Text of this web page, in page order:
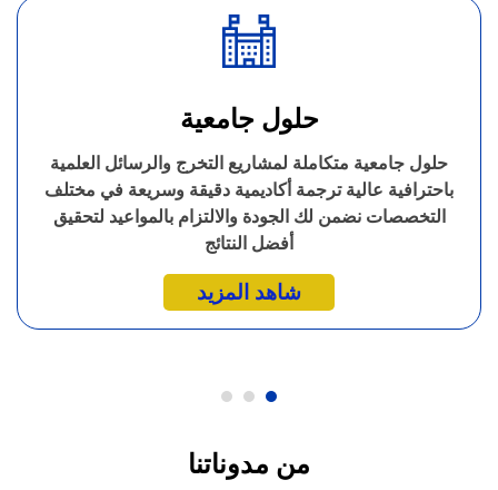
حلول جامعية
حلول جامعية متكاملة لمشاريع التخرج والرسائل العلمية
باحترافية عالية ترجمة أكاديمية دقيقة وسريعة في مختلف
التخصصات نضمن لك الجودة والالتزام بالمواعيد لتحقيق
أفضل النتائج
شاهد المزيد
من مدوناتنا